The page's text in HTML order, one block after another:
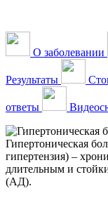
О заболевании
Результаты
ответы
Гипертоническая
гипертензия) –
длительным и
(АД).